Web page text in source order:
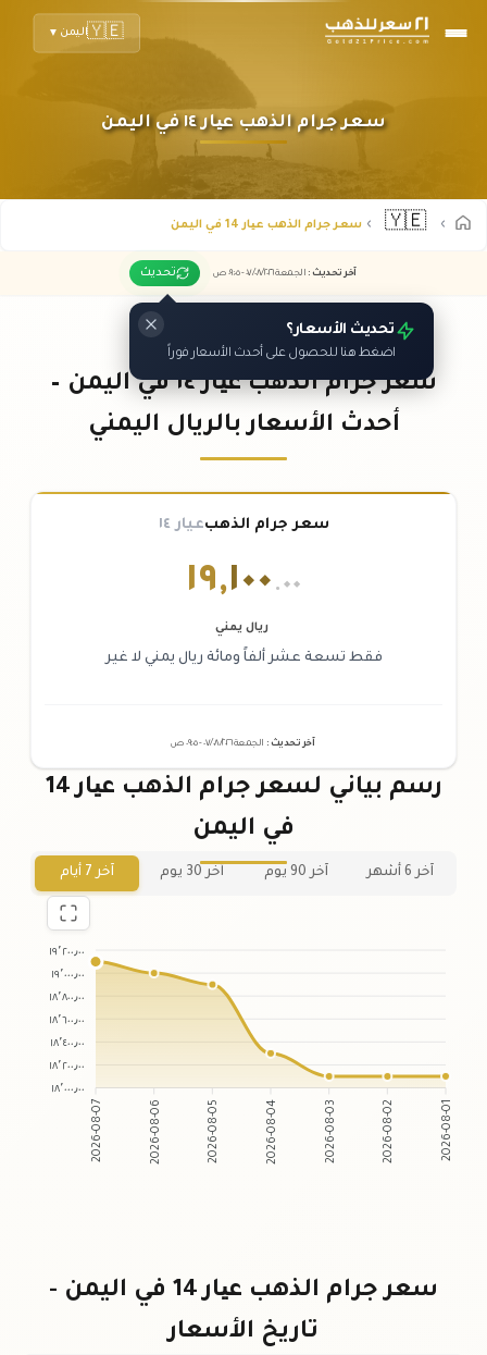
🇾🇪اليمن ▼
سعر جرام الذهب عیار ١٤ في اليمن
🇾🇪 سعر جرام الذهب عیار 14 في اليمن
آخر تحديث : الجمعة ٠٧ /٠٨/٢٠٢٦ - ٠٩:٠٥ ص تحديث
تحديث الأسعار؟
اضغط هنا للحصول على أحدث الأسعار فوراً
سعر جرام الذهب عیار ١٤ في اليمن –
أحدث الأسعار بالريال اليمني
سعر جرام الذهبعيار ١٤
١٩,١٠٠ .٠٠
ريال يمني
فقط تسعة عشر ألفاً ومائة ريال يمني لا غير
آخر تحديث : الجمعة ٠٧ /٠٨/٢٠٢٦ - ٠٩:٠٥ ص
رسم بياني لسعر جرام الذهب عیار 14
في اليمن
آخر 6 أشهر آخر 90 يوم آخر 30 يوم آخر 7 أيام
١٩٬٢٠٠٫٠٠
١٩٬٠٠٠٫٠٠
١٨٬٨٠٠٫٠٠
١٨٬٦٠٠٫٠٠
١٨٬٤٠٠٫٠٠
١٨٬٢٠٠٫٠٠
١٨٬٠٠٠٫٠٠
2026-08-07 2026-08-06 2026-08-05 2026-08-04 2026-08-03 2026-08-02 2026-08-01
سعر جرام الذهب عیار 14 في اليمن -
تاريخ الأسعار